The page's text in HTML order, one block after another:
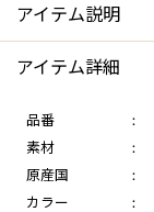
アイテム説明
アイテム詳細
品番 :
素材
:
原産国
:
カラー
: